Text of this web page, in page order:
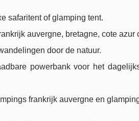
safaritent of glamping tent.
auvergne, bretagne, cote azur
door de natuur.
powerbank voor het
frankrijk auvergne en